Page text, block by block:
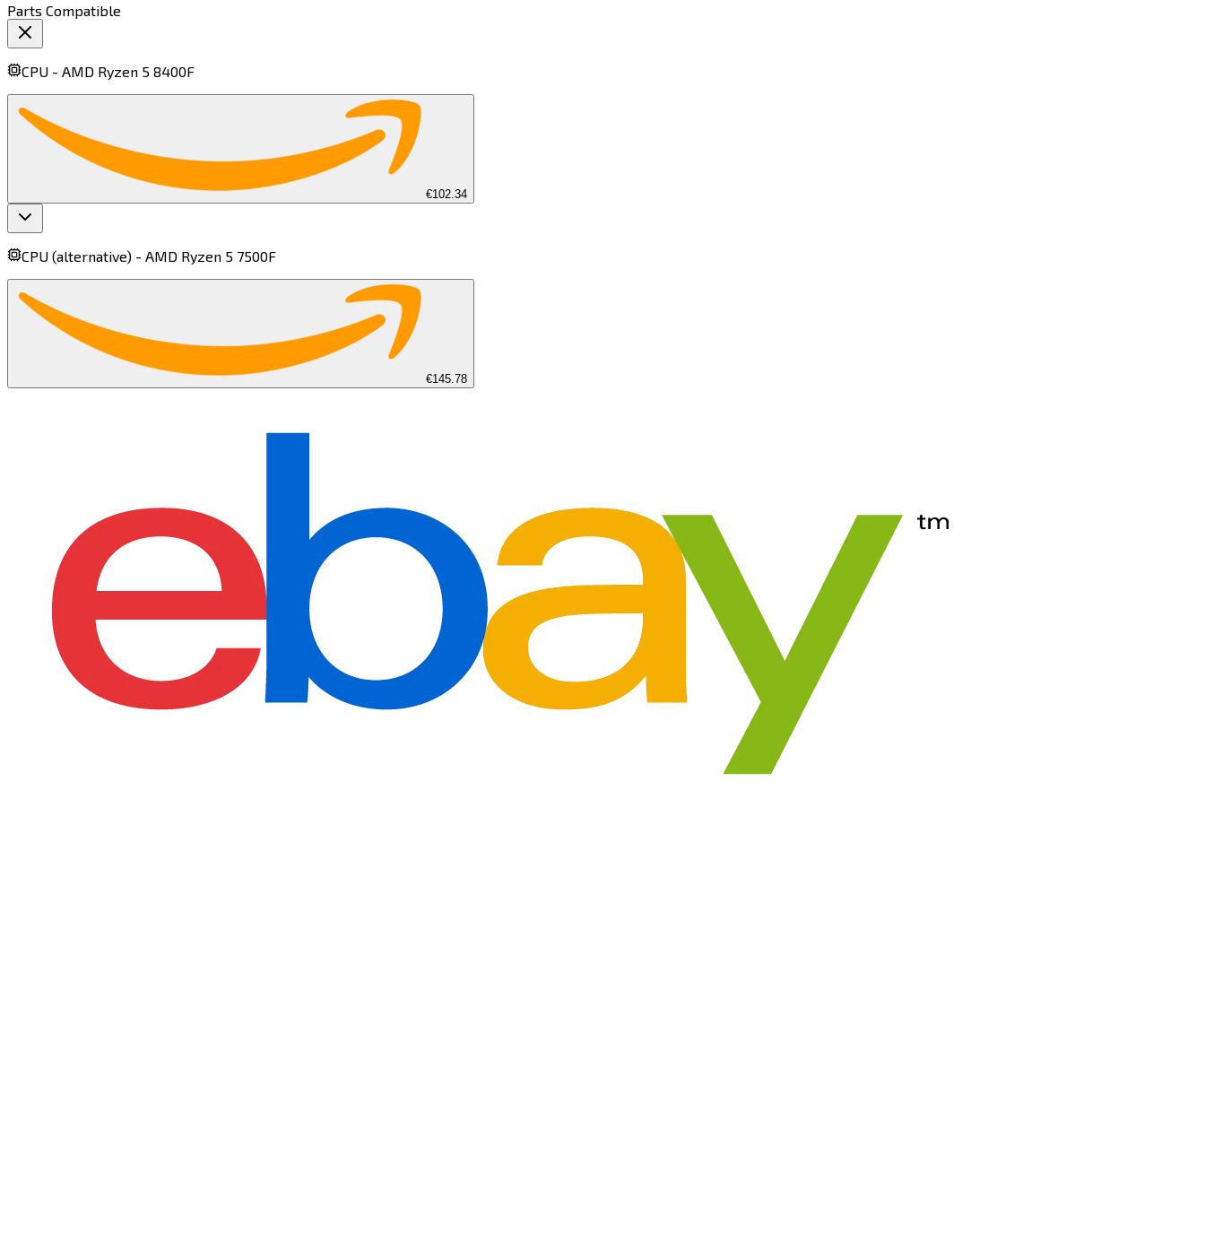
Parts Compatible
CPU - AMD Ryzen 5 8400F​​​​‌ ‍ ​‍​‍‌‍ ‌ ​‍‌‍‍‌‌‍‌ ‌‍‍‌‌‍ ‍​‍​‍​ ‍‍​‍​‍‌ ​ ‌‍​‌‌‍ ‍‌‍‍‌‌ ‌​‌ ‍‌​‍ ‍‌‍‍‌‌‍ ​‍​‍​‍ ​​‍​‍‌‍‍​‌ ​‍‌‍‌‌‌‍‌‍​‍​‍​ ‍‍​‍​‍​‍ ‌‍​‌‌‍‌​‌‍ ‌‌‍‍‌‌‍ ‍​‍ ‌‍‍‌‌‍ ‍‌ ‌​‌‍‌‌‌‍ ‍‌ ‌​​‍ ‌‍‌‌‌‍‌​‌‍‍‌‌ ‌​​‍ ‌‍ ‌‌‍ ‌‍‌​‌‍‌‌​ ‌‌ ​​‌ ​‍‌‍‌‌‌ ​ ‌‍‌‌‌‍ ‍‌ ‌​‌‍​‌‌ ‌​‌‍‍‌‌‍ ‌‍ ‍​ ‍ ‌‍‍‌‌‍‌​​ ‌​ ‍‌‌‍​‌​ ‌‌​ ​‌‌‍​‍‌‍‌‌​ ‌ ​ ​​​‍ ‌​ ​ ​ ‌​‌‍​‌​ ​​​‍ ‌​ ‌​‌‍‌​‌‍‌‍​ ​ ​‍ ‌​ ‍‌‌‍​ ​ ​‌‌‍​ ​‍ ‌​ ‌‍​ ‍​‌‍​ ‌‍​ ​ ​ ‌‍​‌​ ‍​​ ​​​ ​‌‌‍‌​​ ‌ ​ ‌‍​ ‍ ‌ ‌​‌ ‍‌‌ ​​‌‍‌‌​ ‌‌‍​ ‌ ​​‌ ‌‌​ ‍ ‌ ​​‌‍​‌‌ ‌​‌‍‍​​ ‌‌‍ ‍‌‍​‌‌‍ ‌‌‍‌‌​ ‌‍​‍‌‍​‌‌ ​ ‌‍‌‌‌‌‌‌‌ ​‍‌‍ ​​ ‌​‍‌‌​ ​‍‌​‌‍‌‍​‌‌‍‌​‌‍ ‌‌‍‍‌‌‍ ‍​‍‌‍‌‍‍‌‌‍‌​​ ‌​ ‍‌‌‍​‌​ ‌‌​ ​‌‌‍​‍‌‍‌‌​ ‌ ​ ​​​‍ ‌​ ​ ​ ‌​‌‍​‌​ ​​​‍ ‌​ ‌​‌‍‌​‌‍‌‍​ ​ ​‍ ‌​ ‍‌‌‍​ ​ ​‌‌‍​ ​‍ ‌​ ‌‍​ ‍​‌‍​ ‌‍​ ​ ​ ‌‍​‌​ ‍​​ ​​​ ​‌‌‍‌​​ ‌ ​ ‌‍​‍‌‍‌ ‌​‌ ‍‌‌ ​​‌‍‌‌​ ‌‌‍​ ‌ ​​‌ ‌‌​‍‌‍‌ ​​‌‍​‌‌ ‌​‌‍‍​​ ‌‌‍ ‍‌‍​‌‌‍ ‌‌‍‌‌​‍‌‍‌ ​​‌‍‌‌‌ ​‍‌ ​ ‌ ​​‌‍‌‌‌‍​ ‌ ‌​‌‍‍‌‌ ‌‍‌‍‌‌​ ‌‌ ​​‌ ‌‌‌‍​‍‌‍ ​‌‍‍‌‌ ​ ‌‍‍​‌‍‌‌‌‍‌​​‍​‍‌ ‌
€102.34
find more on cpus.gg
CPU (alternative) - AMD Ryzen 5 7500F​​​​‌ ‍ ​‍​‍‌‍ ‌ ​‍‌‍‍‌‌‍‌ ‌‍‍‌‌‍ ‍​‍​‍​ ‍‍​‍​‍‌ ​ ‌‍​‌‌‍ ‍‌‍‍‌‌ ‌​‌ ‍‌​‍ ‍‌‍‍‌‌‍ ​‍​‍​‍ ​​‍​‍‌‍‍​‌ ​‍‌‍‌‌‌‍‌‍​‍​‍​ ‍‍​‍​‍​‍ ‌‍​‌‌‍‌​‌‍ ‌‌‍‍‌‌‍ ‍​‍ ‌‍‍‌‌‍ ‍‌ ‌​‌‍‌‌‌‍ ‍‌ ‌​​‍ ‌‍‌‌‌‍‌​‌‍‍‌‌ ‌​​‍ ‌‍ ‌‌‍ ‌‍‌​‌‍‌‌​ ‌‌ ​​‌ ​‍‌‍‌‌‌ ​ ‌‍‌‌‌‍ ‍‌ ‌​‌‍​‌‌ ‌​‌‍‍‌‌‍ ‌‍ ‍​ ‍ ‌‍‍‌‌‍‌​​ ‌​ ‌​​ ‌​‌‍​ ​ ‍​​ ​​​ ‌‌​ ‌ ​ ​​​‍ ‌​ ‌‌‌‍‌‌​ ‍‌​ ‌‌​‍ ‌​ ‌​‌‍‌​​ ​​​ ‌​​‍ ‌‌‍​‌​ ​​‌‍‌​​ ‍‌​‍ ‌‌‍​‍‌‍‌‍​ ​‌​ ​ ‌‍​‍​ ‌‍‌‍‌​​ ‌​‌‍​‍​ ‌‌​ ​‌‌‍​‍​ ‍ ‌ ‌​‌ ‍‌‌ ​​‌‍‌‌​ ‌‌‍​ ‌ ​​‌ ‌‌​ ‍ ‌ ​​‌‍​‌‌ ‌​‌‍‍​​ ‌‌‍ ‍‌‍​‌‌‍ ‌‌‍‌‌​ ‌‍​‍‌‍​‌‌ ​ ‌‍‌‌‌‌‌‌‌ ​‍‌‍ ​​ ‌​‍‌‌​ ​‍‌​‌‍‌‍​‌‌‍‌​‌‍ ‌‌‍‍‌‌‍ ‍​‍‌‍‌‍‍‌‌‍‌​​ ‌​ ‌​​ ‌​‌‍​ ​ ‍​​ ​​​ ‌‌​ ‌ ​ ​​​‍ ‌​ ‌‌‌‍‌‌​ ‍‌​ ‌‌​‍ ‌​ ‌​‌‍‌​​ ​​​ ‌​​‍ ‌‌‍​‌​ ​​‌‍‌​​ ‍‌​‍ ‌‌‍​‍‌‍‌‍​ ​‌​ ​ ‌‍​‍​ ‌‍‌‍‌​​ ‌​‌‍​‍​ ‌‌​ ​‌‌‍​‍​‍‌‍‌ ‌​‌ ‍‌‌ ​​‌‍‌‌​ ‌‌‍​ ‌ ​​‌ ‌‌​‍‌‍‌ ​​‌‍​‌‌ ‌​‌‍‍​​ ‌‌‍ ‍‌‍​‌‌‍ ‌‌‍‌‌​‍‌‍‌ ​​‌‍‌‌‌ ​‍‌ ​ ‌ ​​‌‍‌‌‌‍​ ‌ ‌​‌‍‍‌‌ ‌‍‌‍‌‌​ ‌‌ ​​‌ ‌‌‌‍​‍‌‍ ​‌‍‍‌‌ ​ ‌‍‍​‌‍‌‌‌‍‌​​‍​‍‌ ‌
€145.78